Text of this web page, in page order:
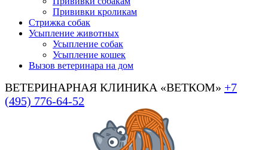
Прививки кроликам
Стрижка собак
Усыпление животных
Усыпление собак
Усыпление кошек
Вызов ветеринара на дом
ВЕТЕРИНАРНАЯ КЛИНИКА «ВЕТКОМ» +7
(495) 776-64-52